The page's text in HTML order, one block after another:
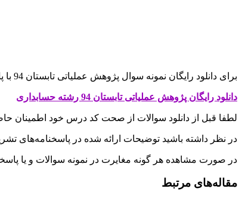
برای دانلود رایگان نمونه سوال پژوهش عملیاتی تابستان 94 با پاسخنامه به قیمت 0 تومان روی لینک زیر کلیک کنید
دانلود رایگان پژوهش عملیاتی تابستان 94 رشته حسابداری
لطفا قبل از دانلود سوالات از صحت کد درس خود اطمینان
در نظر داشته باشید توضیحات ارائه شده در پاسخنامه‌های
در صورت مشاهده هر گونه مغایرت در نمونه سوالات و یا
مقاله‌های مرتبط